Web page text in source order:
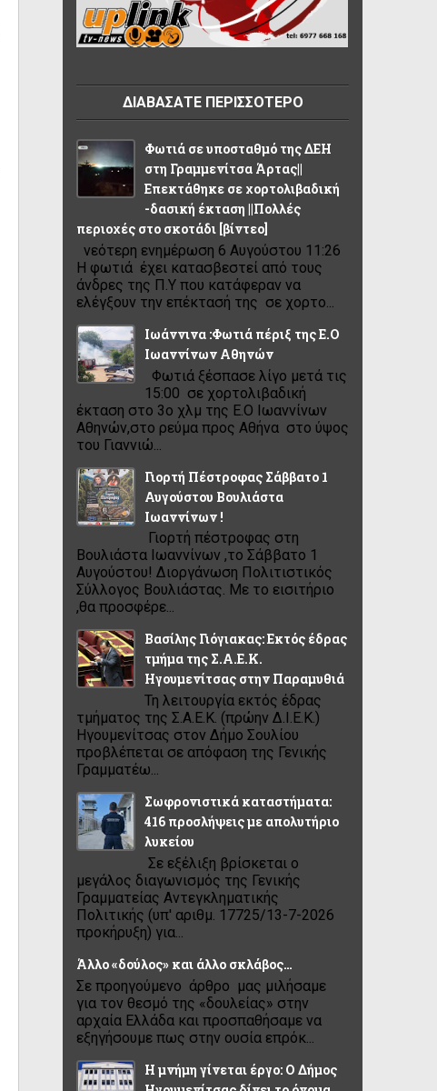
ΔΙΑΒΑΣΑΤΕ ΠΕΡΙΣΣΟΤΕΡΟ
Φωτιά σε υποσταθμό της ΔΕΗ
στη Γραμμενίτσα Άρτας||
Επεκτάθηκε σε χορτολιβαδική
-δασική έκταση ||Πολλές
περιοχές στο σκοτάδι [βίντεο]
νεότερη ενημέρωση 6 Αυγούστου 11:26
Η φωτιά έχει κατασβεστεί από τους
άνδρες της Π.Υ που κατάφεραν να
ελέγξουν την επέκτασή της σε χορτο...
Ιωάννινα :Φωτιά πέριξ της Ε.Ο
Ιωαννίνων Αθηνών
Φωτιά ξέσπασε λίγο μετά τις
15:00 σε χορτολιβαδική
έκταση στο 3ο χλμ της Ε.Ο Ιωαννίνων
Αθηνών,στο ρεύμα προς Αθήνα στο ύψος
του Γιαννιώ...
Γιορτή Πέστροφας Σάββατο 1
Αυγούστου Βουλιάστα
Ιωαννίνων !
Γιορτή πέστροφας στη
Βουλιάστα Ιωαννίνων ,το Σάββατο 1
Αυγούστου! Διοργάνωση Πολιτιστικός
Σύλλογος Βουλιάστας. Με το εισιτήριο
,θα προσφέρε...
Βασίλης Γιόγιακας: Εκτός έδρας
τμήμα της Σ.Α.Ε.Κ.
Ηγουμενίτσας στην Παραμυθιά
Τη λειτουργία εκτός έδρας
τμήματος της Σ.Α.Ε.Κ. (πρώην Δ.Ι.Ε.Κ.)
Ηγουμενίτσας στον Δήμο Σουλίου
προβλέπεται σε απόφαση της Γενικής
Γραμματέω...
Σωφρονιστικά καταστήματα:
416 προσλήψεις με απολυτήριο
λυκείου
Σε εξέλιξη βρίσκεται ο
μεγάλος διαγωνισμός της Γενικής
Γραμματείας Αντεγκληματικής
Πολιτικής (υπ' αριθμ. 17725/13-7-2026
προκήρυξη) για...
Άλλο «δούλος» και άλλο σκλάβος…
Σε προηγούμενο άρθρο μας μιλήσαμε
για τον θεσμό της «δουλείας» στην
αρχαία Ελλάδα και προσπαθήσαμε να
εξηγήσουμε πως στην ουσία επρόκ...
Η μνήμη γίνεται έργο: Ο Δήμος